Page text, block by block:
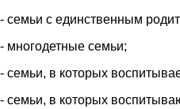
- семьи с единственным
- многодетные семьи;
- семьи, в которых
- семьи, в которых